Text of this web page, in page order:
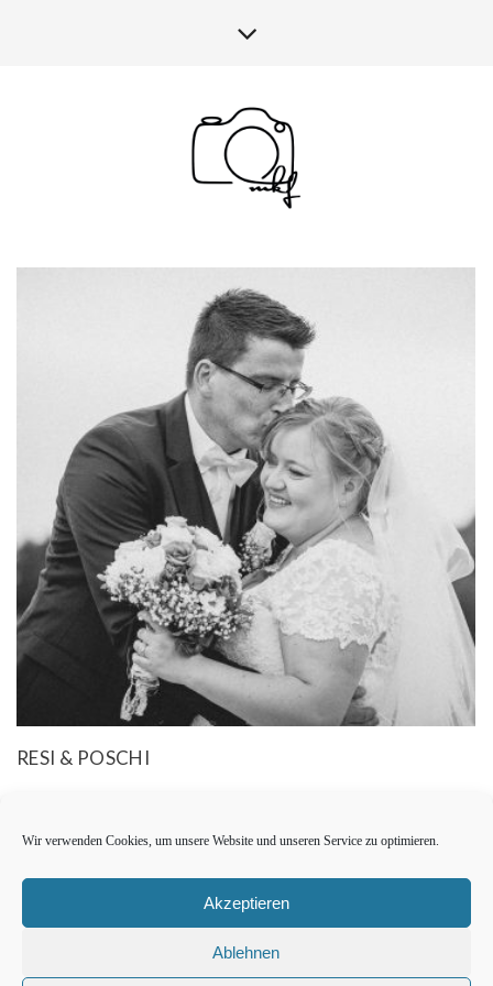
Wir verwenden Cookies, um unsere Website und unseren Service zu optimieren.
Akzeptieren
Ablehnen
RESI & POSCHI